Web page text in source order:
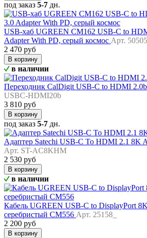
под заказ 5-7 дн.
USB-хаб UGREEN CM162 USB-C to
Adapter With PD, серый космос Арт. 50505_
2 470 руб
В корзину
в наличии
Переходник CalDigit USB-C to HDMI
USBC-HDMI20b
3 810 руб
В корзину
под заказ 5-7 дн.
Адаптер Satechi USB-C To HDMI 2.1 8K
Арт. ST-AC8KHM
2 530 руб
В корзину
в наличии
Кабель UGREEN USB-C to DisplayPort
серебристый CM556 Арт. 25158_
2 200 руб
В корзину